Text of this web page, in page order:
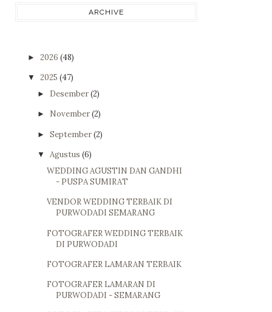
ARCHIVE
► 2026 (48)
▼ 2025 (47)
► Desember(2)
► November(2)
► September(2)
▼ Agustus (6)
WEDDING AGUSTIN DAN GANDHI
- PUSPA SUMIRAT
VENDOR WEDDING TERBAIK DI
PURWODADI SEMARANG
FOTOGRAFER WEDDING TERBAIK
DI PURWODADI
FOTOGRAFER LAMARAN TERBAIK
FOTOGRAFER LAMARAN DI
PURWODADI - SEMARANG